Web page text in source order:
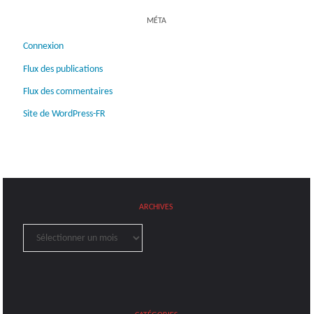
MÉTA
Connexion
Flux des publications
Flux des commentaires
Site de WordPress-FR
ARCHIVES
Archives